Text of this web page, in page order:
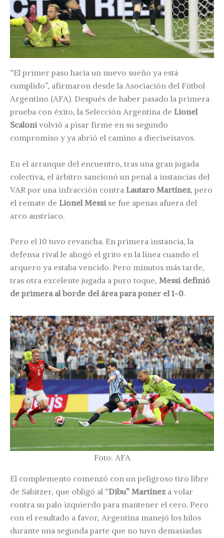
“El primer paso hacia un nuevo sueño ya está
cumplido”, afirmaron desde la Asociación del Fútbol
Argentino (AFA). Después de haber pasado la primera
prueba con éxito, la Selección Argentina de Lionel
Scalonivolvió a pisar firme en su segundo
compromiso y ya abrió el camino a dieciseisavos.
En el arranque del encuentro, tras una gran jugada
colectiva, el árbitro sancionó un penal a instancias del
VAR por una infracción contra Lautaro Martínez, pero
el remate de Lionel Messi se fue apenas afuera del
arco austríaco.
Pero el 10 tuvo revancha. En primera instancia, la
defensa rival le ahogó el grito en la línea cuando el
arquero ya estaba vencido. Pero minutos más tarde,
tras otra excelente jugada a puro toque, Messi definió
de primera al borde del área para poner el 1-0.
Foto: AFA
El complemento comenzó con un peligroso tiro libre
de Sabitzer, que obligó al “Dibu” Martínez a volar
contra su palo izquierdo para mantener el cero. Pero
con el resultado a favor, Argentina manejó los hilos
durante una segunda parte que no tuvo demasiadas